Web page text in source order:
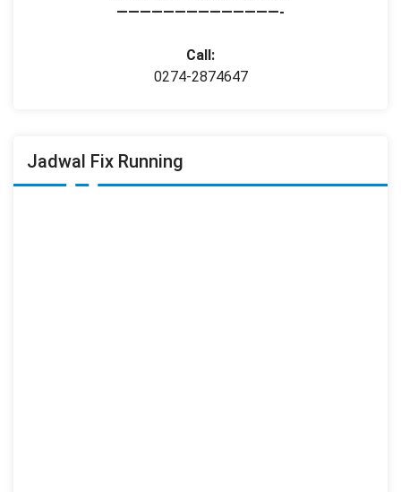
——————————————-
Call:
0274-2874647
Jadwal Fix Running